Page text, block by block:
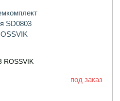
ROSSVIK
под заказ